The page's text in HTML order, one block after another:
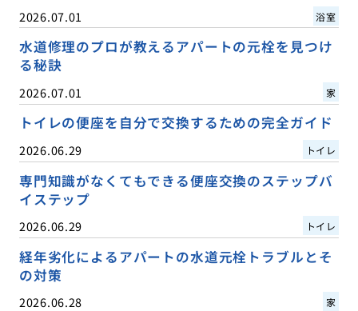
2026.07.01 浴室
水道修理のプロが教えるアパートの元栓を見つけ
る秘訣
2026.07.01 家
トイレの便座を自分で交換するための完全ガイド
2026.06.29 トイレ
専門知識がなくてもできる便座交換のステップバ
イステップ
2026.06.29 トイレ
経年劣化によるアパートの水道元栓トラブルとそ
の対策
2026.06.28 家